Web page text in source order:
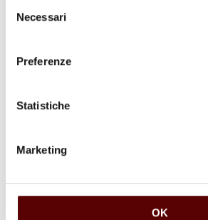
delNecessari
Preferenze
Statistiche
Marketing
OK
Lascia un commento
Il tuo indirizzo email non sarà pubblicato.